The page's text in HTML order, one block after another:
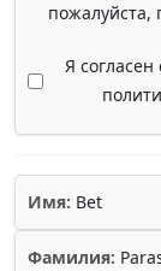
пожалуйста,
Я
Имя: Bet
Фамилия: